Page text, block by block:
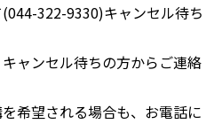
322-9330)キャンセル待ち
ャンセル待ちの方からご連絡
希望される場合も、お電話に